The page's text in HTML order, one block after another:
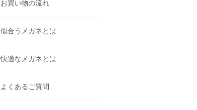
お買い物の流れ
似合うメガネとは
快適なメガネとは
よくあるご質問